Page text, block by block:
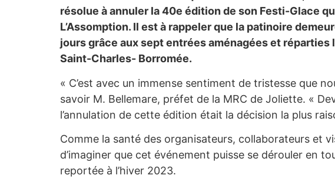
résolue à annuler la 40e édition de son Festi-Glace
L’Assomption. Il est à rappeler que la patinoire
jours grâce aux sept entrées aménagées et
Saint-Charles- Borromée.
« C’est avec un immense sentiment de tristesse que
savoir M. Bellemare, préfet de la MRC de Joliette. «
l’annulation de cette édition était la décision la plus
Comme la santé des organisateurs, collaborateurs et
d’imaginer que cet événement puisse se dérouler en
reportée à l’hiver 2023.